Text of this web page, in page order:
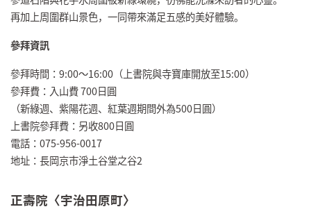
再加上周圍群山景色，一同帶來滿足五感的美好體驗。
參拜資訊
參拜時間：9:00～16:00（上書院與寺寶庫開放至15:00）
參拜費：入山費 700日圓
（新綠週、紫陽花週、紅葉週期間外為500日圓）
上書院參拜費：另收800日圓
電話：075-956-0017
地址：長岡京市淨土谷堂之谷2
正壽院〈宇治田原町〉